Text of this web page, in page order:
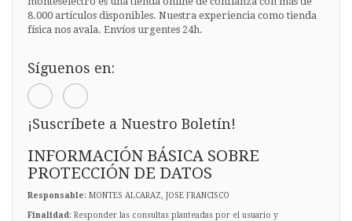
8.000 artículos disponibles. Nuestra experiencia como tienda
física nos avala. Envíos urgentes 24h.
Síguenos en:
¡Suscríbete a Nuestro Boletín!
INFORMACIÓN BÁSICA SOBRE
PROTECCIÓN DE DATOS
Responsable: MONTES ALCARAZ, JOSE FRANCISCO
Finalidad : Responder las consultas planteadas por el usuario y